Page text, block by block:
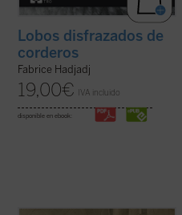
Lobos disfrazados de
corderos
Fabrice Hadjadj
19,00€ IVA incluido
disponible en ebook: